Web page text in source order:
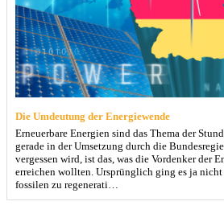
Die Umdeutung der Energiewende
Erneuerbare Energien sind das Thema der
gerade in der Umsetzung durch die
vergessen wird, ist das, was die Vordenker der
erreichen wollten. Ursprünglich ging es ja nicht
fossilen zu regenerati…